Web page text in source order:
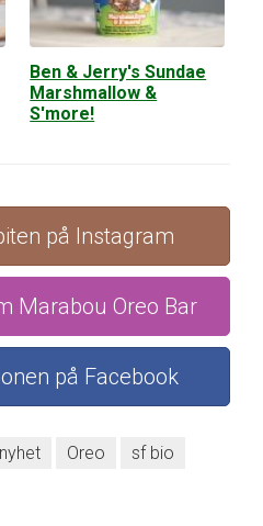
Ben & Jerry's Sundae
Marshmallow &
S'more!
på Instagram
Marabou Oreo Bar
på Facebook
nyhet Oreo
sf bio